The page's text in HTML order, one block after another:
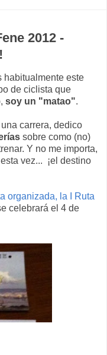
2012 -
habitualmente este
de ciclista que
soy un "matao".
carrera, dedico
sobre como (no)
Y no me importa,
vez... ¡el destino
organizada, la I Ruta
celebrará el 4 de